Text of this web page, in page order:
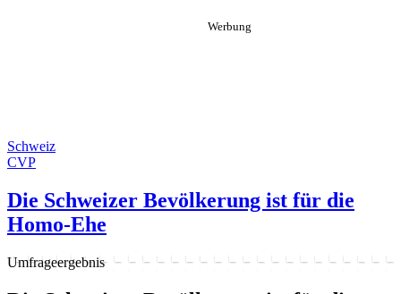
Schweiz
CVP
Die Schweizer Bevölkerung ist für die
Homo-Ehe
Umfrageergebnis